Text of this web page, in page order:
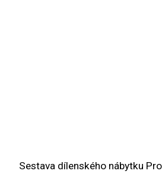
Sestava dílenského nábytku